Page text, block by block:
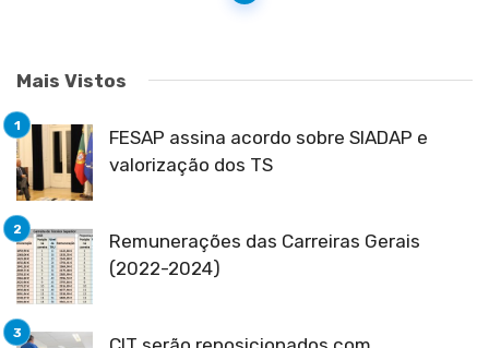
Mais Vistos
FESAP assina acordo sobre SIADAP e
valorização dos TS
Remunerações das Carreiras Gerais
(2022-2024)